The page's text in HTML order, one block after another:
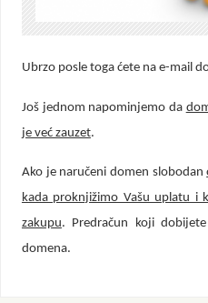
Ubrzo posle toga ćete na e-mail
Još jednom napominjemo da
je već zauzet.
Ako je naručeni domen slobodan
kada proknjižimo Vašu uplatu i
zakupu. Predračun koji
domena.